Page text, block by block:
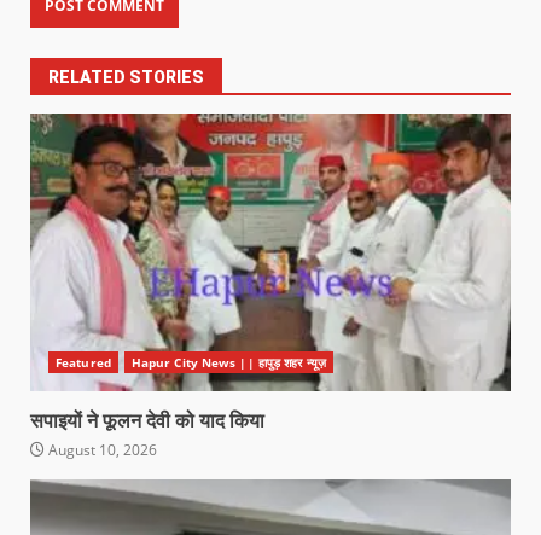
RELATED STORIES
Featured Hapur City News || हापुड़ शहर न्यूज़
सपाइयों ने फूलन देवी को याद किया
August 10, 2026